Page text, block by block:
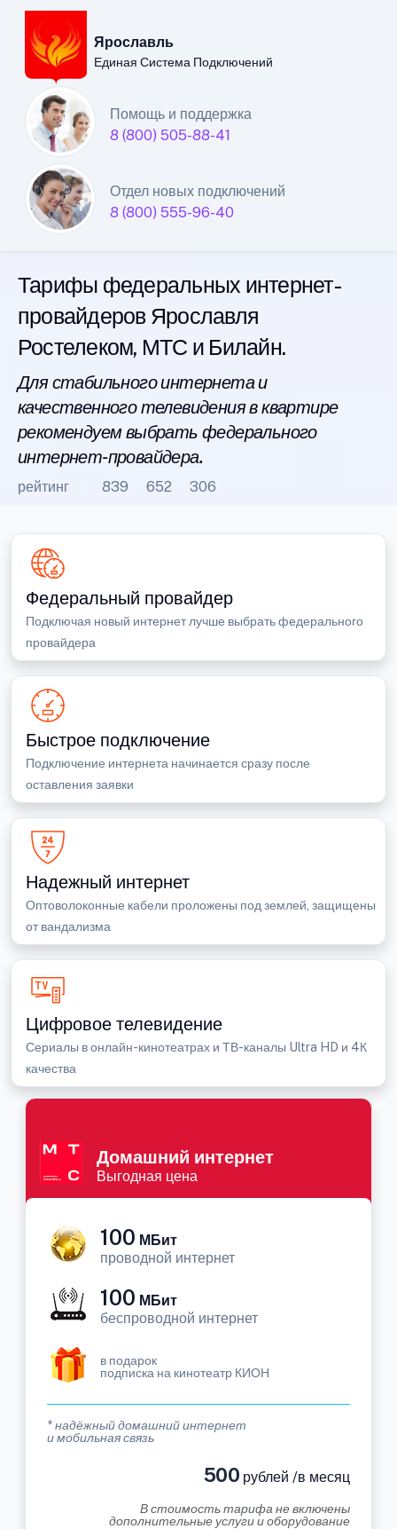
Ярославль
Единая Система Подключений
Помощь и поддержка
8 (800) 505-88-41
Отдел новых подключений
8 (800) 555-96-40
Ярославский филиал
Единой Системы
Подключений
интернета
Тарифы федеральных интернет-
провайдеров Ярославля
Ростелеком, МТС и Билайн.
Для стабильного интернета и
качественного телевидения в квартире
рекомендуем выбрать федерального
интернет-провайдера.
рейтинг 839 652 306
Федеральный провайдер
Подключая новый интернет лучше выбрать федерального
провайдера
Быстрое подключение
Подключение интернета начинается сразу после
оставления заявки
Надежный интернет
Оптоволоконные кабели проложены под землей, защищены
от вандализма
Цифровое телевидение
Сериалы в онлайн-кинотеатрах и ТВ-каналы Ultra HD и 4К
качества
Домашний интернет
Выгодная цена
100 МБит
проводной интернет
100 МБит
беспроводной интернет
в подарок
подписка на кинотеатр КИОН
* надёжный домашний интернет
и мобильная связь
500 рублей /в месяц
В стоимость тарифа не включены
дополнительные услуги и оборудование